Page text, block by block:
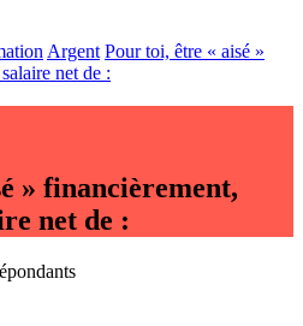
Argent Pour toi, être « aisé »
net de :
» financièrement,
net de :